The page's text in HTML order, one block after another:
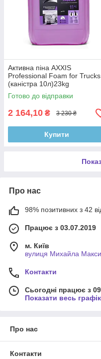
Активна піна AXXIS
Professional Foam for Trucks
(каністра 10л)23kg
Готово до відправки
2 164,10 ₴ 3 230 ₴
Купити
Про нас
98% позитивних з 42
Працює з 03.07.2019
м. Київ
вулиця Михайла
Контакти
Сьогодні працює з
Показати весь
Про нас
Контакти